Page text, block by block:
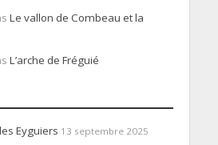
Le vallon de Combeau et la
L’arche de Fréguié
Eyguiers 13 septembre 2025